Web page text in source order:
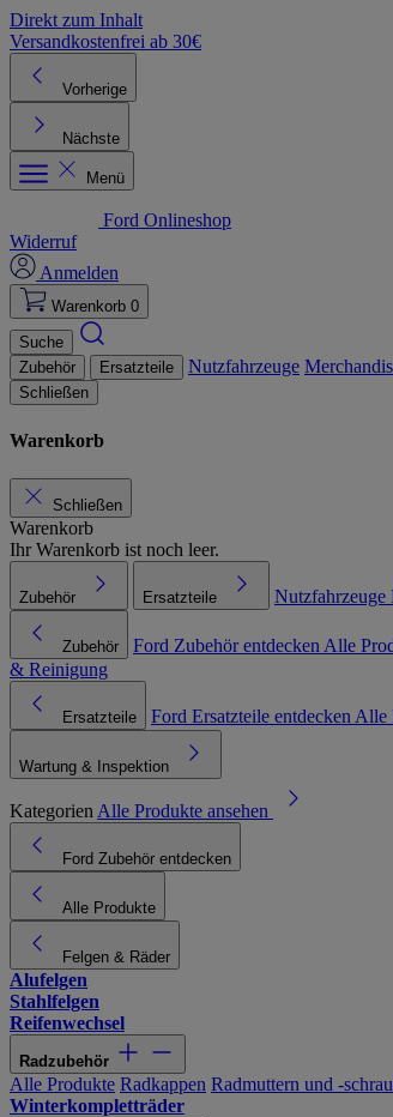
Direkt zum Inhalt
Versandkostenfrei ab 30€
Vorherige
Nächste
Menü
Ford Onlineshop
Widerruf
Anmelden
Warenkorb 0
Suche
Zubehör
Ersatzteile Nutzfahrzeuge
Schließen
Warenkorb
Schließen
Warenkorb
Ihr Warenkorb ist noch leer.
Zubehör Ersatzteile Nutzfahrzeuge
Zubehör Ford Zubehör entdecken Alle
& Reinigung
Ersatzteile Ford Ersatzteile entdecken Alle
Wartung & Inspektion
Kategorien Alle Produkte ansehen
Ford Zubehör entdecken
Alle Produkte
Felgen & Räder
Alufelgen
Stahlfelgen
Reifenwechsel
Radzubehör
Alle Produkte Radkappen Radmuttern und -
Winterkompletträder